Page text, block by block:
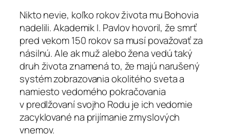
Nikto nevie, koľko rokov života mu Bohovia
nadelili. Akademik I. Pavlov hovoril, že smrť
pred vekom 150 rokov sa musí považovať za
násilnú. Ale ak muž alebo žena vedú taký
druh života znamená to, že majú narušený
systém zobrazovania okolitého sveta a
namiesto vedomého pokračovania
v predlžovaní svojho Rodu je ich vedomie
zacyklované na prijímanie zmyslových
vnemov.